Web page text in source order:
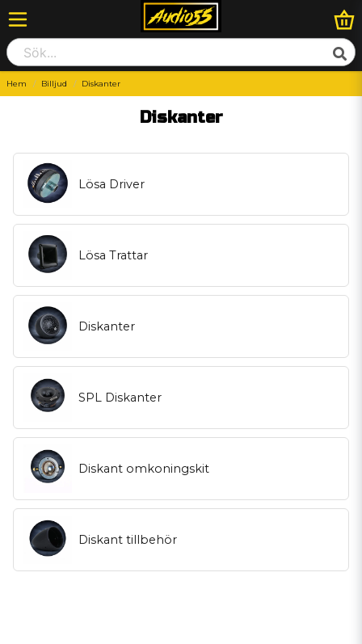
Hem Billjud Diskanter
Diskanter
Lösa Driver
Lösa Trattar
Diskanter
SPL Diskanter
Diskant omkoningskit
Diskant tillbehör